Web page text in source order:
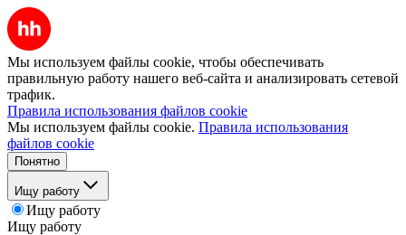
Мы используем файлы cookie, чтобы обеспечивать
правильную работу нашего веб-сайта и анализировать сетевой
трафик.
Правила использования файлов cookie
Мы используем файлы cookie. Правила использования
файлов cookie
Понятно
Ищу работу
Ищу работу
Ищу работу